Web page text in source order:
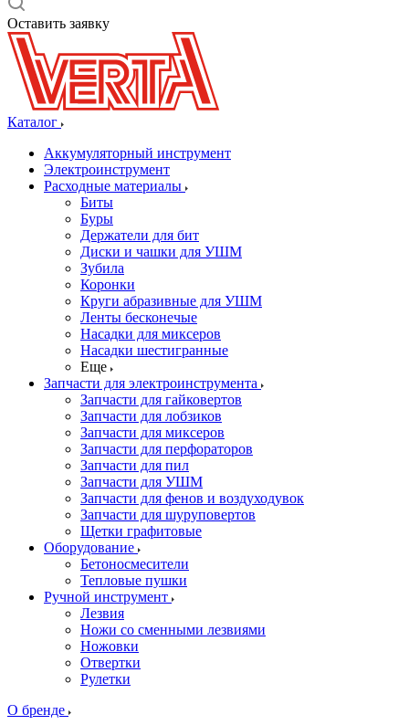
Оставить заявку
Каталог
Аккумуляторный инструмент
Электроинструмент
Расходные материалы
Биты
Буры
Держатели для бит
Диски и чашки для УШМ
Зубила
Коронки
Круги абразивные для УШМ
Ленты бесконечые
Насадки для миксеров
Насадки шестигранные
Еще
Запчасти для электроинструмента
Запчасти для гайковертов
Запчасти для лобзиков
Запчасти для миксеров
Запчасти для перфораторов
Запчасти для пил
Запчасти для УШМ
Запчасти для фенов и воздуходувок
Запчасти для шуруповертов
Щетки графитовые
Оборудование
Бетоносмесители
Тепловые пушки
Ручной инструмент
Лезвия
Ножи со сменными лезвиями
Ножовки
Отвертки
Рулетки
О бренде